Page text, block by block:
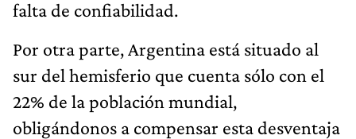
falta de confiabilidad.
Por otra parte, Argentina está situado al
sur del hemisferio que cuenta sólo con el
22% de la población mundial,
obligándonos a compensar esta desventaja